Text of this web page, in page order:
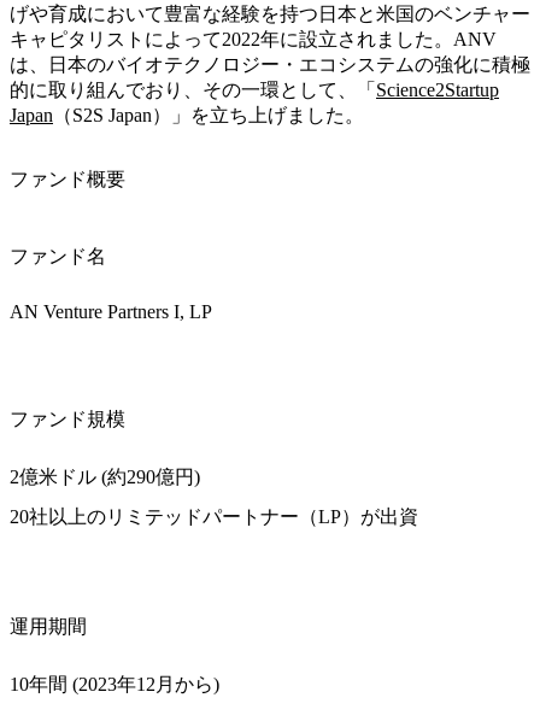
げや育成において豊富な経験を持つ日本と米国のベンチャー
キャピタリストによって2022年に設立されました。ANV
は、日本のバイオテクノロジー・エコシステムの強化に積極
的に取り組んでおり、その一環として、「 Science2Startup
Japan （S2S Japan）」を立ち上げました。
ファンド概要
ファンド名
AN Venture Partners I, LP
ファンド規模
2億米ドル (約290億円)
20社以上のリミテッドパートナー（LP）が出資
運用期間
10年間 (2023年12月から)